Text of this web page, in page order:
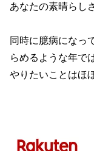
あなたの素晴らし
同時に臆病になっ
らめるような年で
やりたいことはほ